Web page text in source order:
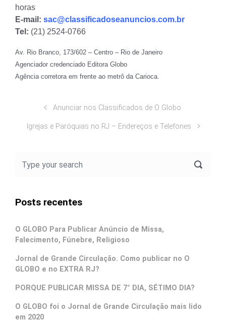
horas
E-mail: sac@classificadoseanuncios.com.br
Tel: (21) 2524-0766
Av. Rio Branco, 173/602 – Centro – Rio de Janeiro
Agenciador credenciado Editora Globo
Agência corretora em frente ao metrô da Carioca.
Anunciar nos Classificados de O Globo
Igrejas e Paróquias no RJ – Endereços e Telefones
Posts recentes
O GLOBO Para Publicar Anúncio de Missa,
Falecimento, Fúnebre, Religioso
Jornal de Grande Circulação. Como publicar no O
GLOBO e no EXTRA RJ?
PORQUE PUBLICAR MISSA DE 7° DIA, SÉTIMO DIA?
O GLOBO foi o Jornal de Grande Circulação mais lido
em 2020